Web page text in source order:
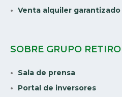
Venta alquiler garantizado
SOBRE GRUPO RETIRO
Sala de prensa
Portal de inversores